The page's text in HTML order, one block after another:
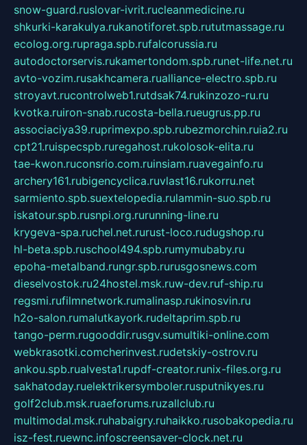
snow-guard.ruslovar-ivrit.rucleanmedicine.ru
shkurki-karakulya.rukanotiforet.spb.rututmassage.ru
ecolog.org.rupraga.spb.rufalcorussia.ru
autodoctorservis.rukamertondom.spb.runet-life.net.ru
avto-vozim.rusakhcamera.rualliance-electro.spb.ru
stroyavt.rucontrolweb1.rutdsak74.rukinzozo-ru.ru
kvotka.ruiron-snab.rucosta-bella.rueugrus.pp.ru
associaciya39.ruprimexpo.spb.rubezmorchin.ruia2.ru
cpt21.ruispecspb.ruregahost.rukolosok-elita.ru
tae-kwon.ruconsrio.com.ruinsiam.ruavegainfo.ru
archery161.rubigencyclica.ruvlast16.rukorru.net
sarmiento.spb.suextelopedia.rulammin-suo.spb.ru
iskatour.spb.rusnpi.org.rurunning-line.ru
krygeva-spa.ruchel.net.rurust-loco.rudugshop.ru
hl-beta.spb.ruschool494.spb.rumymubaby.ru
epoha-metalband.rungr.spb.rurusgosnews.com
dieselvostok.ru24hostel.msk.ruw-dev.ruf-ship.ru
regsmi.rufilmnetwork.rumalinasp.rukinosvin.ru
h2o-salon.rumalutkayork.rudeltaprim.spb.ru
tango-perm.rugooddir.rusgv.sumultiki-online.com
webkrasotki.comcherinvest.rudetskiy-ostrov.ru
ankou.spb.rualvesta1.rupdf-creator.runix-files.org.ru
sakhatoday.ruelektrikersymboler.rusputnikyes.ru
golf2club.msk.ruaeforums.ruzallclub.ru
multimodal.msk.ruhabaigry.ruhaikko.rusobakopedia.ru
isz-fest.ruewnc.infoscreensaver-clock.net.ru